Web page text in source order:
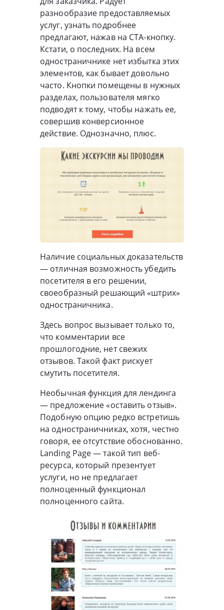
разнообразие предоставляемых
услуг, узнать подробнее
предлагают, нажав на CTA-кнопку.
Кстати, о последних. На всем
одностраничнике нет избытка этих
элементов, как бывает довольно
часто. Кнопки помещены в нужных
разделах, пользователя мягко
подводят к тому, чтобы нажать ее,
совершив конверсионное
действие. Однозначно, плюс.
Наличие социальных доказательств
— отличная возможность убедить
посетителя в его решении,
своеобразный решающий «штрих»
одностраничника.
Здесь вопрос вызывает только то,
что комментарии все
прошлогодние, нет свежих
отзывов. Такой факт рискует
смутить посетителя.
Необычная функция для лендинга
— предложение «оставить отзыв».
Подобную опцию редко встретишь
на одностраничниках, хотя, честно
говоря, ее отсутствие обоснованно.
Landing Page — такой тип веб-
ресурса, который презентует
услуги, но не предлагает
полноценный функционал
полноценного сайта.